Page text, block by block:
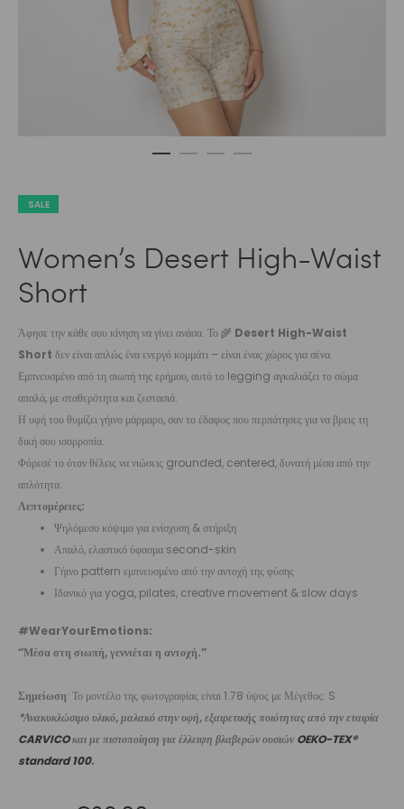
SALE
Women’s Desert High-Waist
Short
Άφησε την κάθε σου κίνηση να γίνει ανάσα. Το 🌾 Desert High-Waist
Short δεν είναι απλώς ένα ενεργό κομμάτι – είναι ένας χώρος για σένα.
Εμπνευσμένο από τη σιωπή της ερήμου, αυτό το legging αγκαλιάζει το σώμα
απαλά, με σταθερότητα και ζεστασιά.
Η υφή του θυμίζει γήινο μάρμαρο, σαν το έδαφος που περπάτησες για να βρεις τη
δική σου ισορροπία.
Φόρεσέ το όταν θέλεις να νιώσεις grounded, centered, δυνατή μέσα από την
απλότητα.
Λεπτομέρειες:
Ψηλόμεσο κόψιμο για ενίσχυση & στήριξη
Απαλό, ελαστικό ύφασμα second-skin
Γήινο pattern εμπνευσμένο από την αντοχή της φύσης
Ιδανικό για yoga, pilates, creative movement & slow days
#WearYourEmotions:
“Μέσα στη σιωπή, γεννιέται η αντοχή.”
Σημείωση: Το μοντέλο της φωτογραφίας είναι 1.78 ύψος με Μέγεθος: S
*Ανακυκλώσιμο υλικό, μαλακό στην υφή, εξαιρετικής ποιότητας από την εταιρία
CARVICOκαι με πιστοποίηση για έλλειψη βλαβερών ουσιών OEKO-TEX®
standard 100.